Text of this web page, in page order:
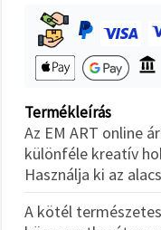
Termékleírás
Az EM ART online
különféle kreatív
Használja ki az
A kötél